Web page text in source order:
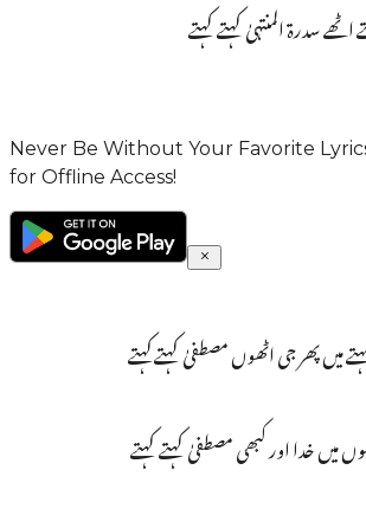
سدرۃ المنتہیٰ کہتے کہتے
Never Be Without Your Favorite
for Offline Access!
میں پھر جی اٹھوں مصطفیٰ کہتےکہتے
میں خدا اور کبھی مصطفیٰ کہتے کہتے